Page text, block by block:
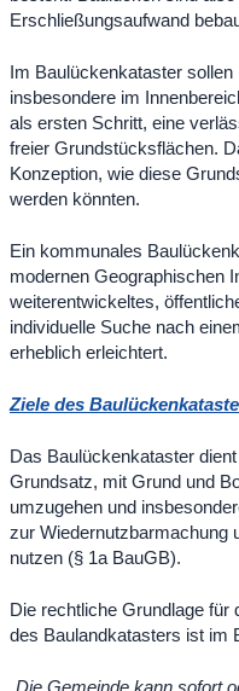
Erschließungsaufwand
Im Baulückenkataster
insbesondere im
als ersten Schritt, eine
freier Grundstücksflächen.
Konzeption, wie diese
werden könnten.
Ein kommunales
modernen Geographischen
weiterentwickeltes,
individuelle Suche nach
erheblich erleichtert.
Ziele des
Das Baulückenkataster
Grundsatz, mit Grund und
umzugehen und
zur Wiedernutzbarmachung
nutzen (§ 1a BauGB).
Die rechtliche Grundlage für
des Baulandkatasters ist im
„Die Gemeinde kann sofort